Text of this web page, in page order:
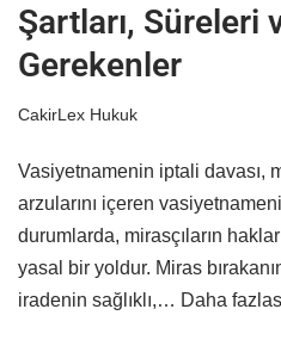
Şartları, Süreleri
Gerekenler
CakirLex Hukuk
Vasiyetnamenin iptali davası,
arzularını içeren
durumlarda, mirasçıların
yasal bir yoldur. Miras
iradenin sağlıklı,… Daha